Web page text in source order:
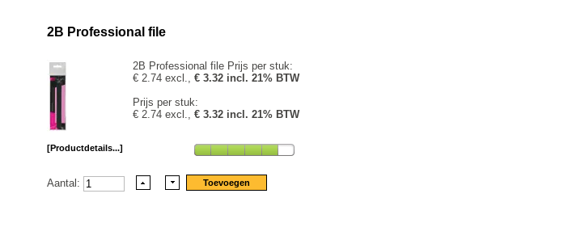
2B Professional file
2B Professional file Prijs per stuk:
€ 2.74 excl., € 3.32 incl. 21% BTW
Prijs per stuk:
€ 2.74 excl., € 3.32 incl. 21% BTW
[Productdetails...]
Aantal: